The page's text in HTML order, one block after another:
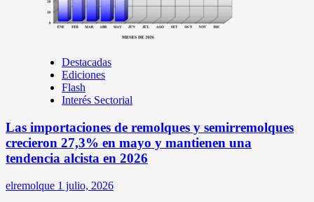
Destacadas
Ediciones
Flash
Interés Sectorial
Las importaciones de remolques y semirremolques
crecieron 27,3% en mayo y mantienen una
tendencia alcista en 2026
elremolque 1 julio, 2026